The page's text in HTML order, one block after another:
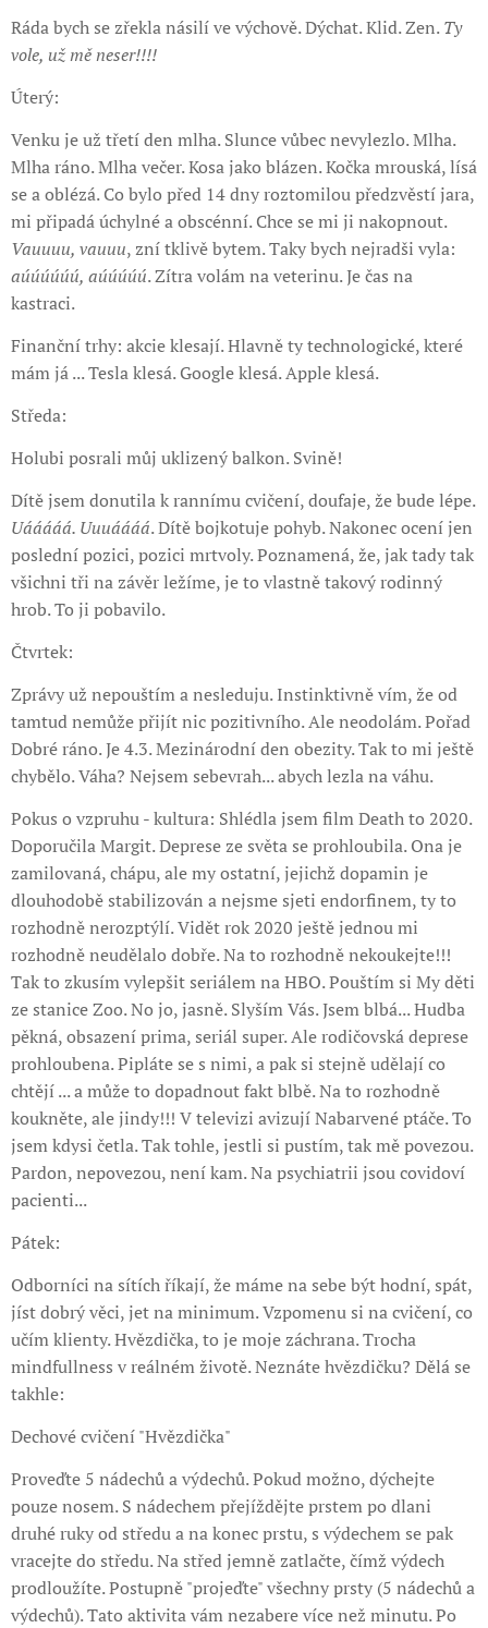
Ráda bych se zřekla násilí ve výchově. Dýchat. Klid. Zen.Ty
vole, už mě neser!!!!
Úterý:
Venku je už třetí den mlha. Slunce vůbec nevylezlo. Mlha.
Mlha ráno. Mlha večer. Kosa jako blázen. Kočka mrouská, lísá
se a oblézá. Co bylo před 14 dny roztomilou předzvěstí jara,
mi připadá úchylné a obscénní. Chce se mi ji nakopnout.
Vauuuu, vauuu, zní tklivě bytem. Taky bych nejradši vyla:
aúúúúúú, aúúúúú. Zítra volám na veterinu. Je čas na
kastraci.
Finanční trhy: akcie klesají. Hlavně ty technologické, které
mám já ... Tesla klesá. Google klesá. Apple klesá.
Středa:
Holubi posrali můj uklizený balkon. Svině!
Dítě jsem donutila k rannímu cvičení, doufaje, že bude lépe.
Uááááá. Uuuáááá. Dítě bojkotuje pohyb. Nakonec ocení jen
poslední pozici, pozici mrtvoly. Poznamená, že, jak tady tak
všichni tři na závěr ležíme, je to vlastně takový rodinný
hrob. To ji pobavilo.
Čtvrtek:
Zprávy už nepouštím a nesleduju. Instinktivně vím, že od
tamtud nemůže přijít nic pozitivního. Ale neodolám. Pořad
Dobré ráno. Je 4.3. Mezinárodní den obezity. Tak to mi ještě
chybělo. Váha? Nejsem sebevrah... abych lezla na váhu.
Pokus o vzpruhu - kultura: Shlédla jsem film Death to 2020.
Doporučila Margit. Deprese ze světa se prohloubila. Ona je
zamilovaná, chápu, ale my ostatní, jejichž dopamin je
dlouhodobě stabilizován a nejsme sjeti endorfinem, ty to
rozhodně nerozptýlí. Vidět rok 2020 ještě jednou mi
rozhodně neudělalo dobře. Na to rozhodně nekoukejte!!!
Tak to zkusím vylepšit seriálem na HBO. Pouštím si My děti
ze stanice Zoo. No jo, jasně. Slyším Vás. Jsem blbá... Hudba
pěkná, obsazení prima, seriál super. Ale rodičovská deprese
prohloubena. Pipláte se s nimi, a pak si stejně udělají co
chtějí ... a může to dopadnout fakt blbě. Na to rozhodně
koukněte, ale jindy!!! V televizi avizují Nabarvené ptáče. To
jsem kdysi četla. Tak tohle, jestli si pustím, tak mě povezou.
Pardon, nepovezou, není kam. Na psychiatrii jsou covidoví
pacienti...
Pátek:
Odborníci na sítích říkají, že máme na sebe být hodní, spát,
jíst dobrý věci, jet na minimum. Vzpomenu si na cvičení, co
učím klienty. Hvězdička, to je moje záchrana. Trocha
mindfullness v reálném životě. Neznáte hvězdičku? Dělá se
takhle:
Dechové cvičení "Hvězdička"
Proveďte 5 nádechů a výdechů. Pokud možno, dýchejte
pouze nosem. S nádechem přejíždějte prstem po dlani
druhé ruky od středu a na konec prstu, s výdechem se pak
vracejte do středu. Na střed jemně zatlačte, čímž výdech
prodloužíte. Postupně "projeďte" všechny prsty (5 nádechů a
výdechů). Tato aktivita vám nezabere více než minutu. Po